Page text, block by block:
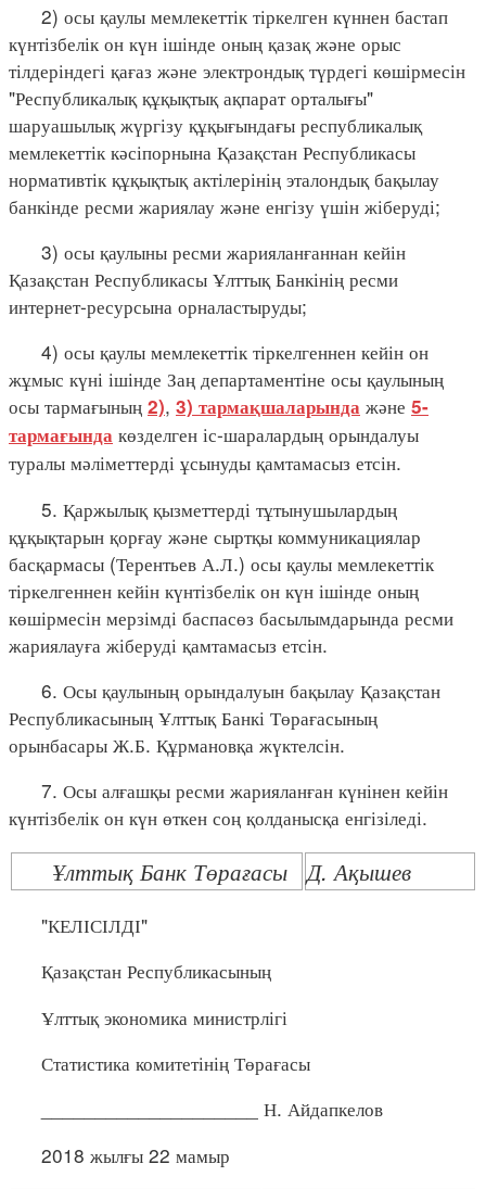
2) осы қаулы мемлекеттік тіркелген күннен бастап
күнтізбелік он күн ішінде оның қазақ және орыс
тілдеріндегі қағаз және электрондық түрдегі көшірмесін
"Республикалық құқықтық ақпарат орталығы"
шаруашылық жүргізу құқығындағы республикалық
мемлекеттік кәсіпорнына Қазақстан Республикасы
нормативтік құқықтық актілерінің эталондық бақылау
банкінде ресми жариялау және енгізу үшін жіберуді;
3) осы қаулыны ресми жарияланғаннан кейін
Қазақстан Республикасы Ұлттық Банкінің ресми
интернет-ресурсына орналастыруды;
4) осы қаулы мемлекеттік тіркелгеннен кейін он
жұмыс күні ішінде Заң департаментіне осы қаулының
осы тармағының 2), 3) тармақшаларында және 5-
тармағында көзделген іс-шаралардың орындалуы
туралы мәліметтерді ұсынуды қамтамасыз етсін.
5. Қаржылық қызметтерді тұтынушылардың
құқықтарын қорғау және сыртқы коммуникациялар
басқармасы (Терентьев А.Л.) осы қаулы мемлекеттік
тіркелгеннен кейін күнтізбелік он күн ішінде оның
көшірмесін мерзімді баспасөз басылымдарында ресми
жариялауға жіберуді қамтамасыз етсін.
6. Осы қаулының орындалуын бақылау Қазақстан
Республикасының Ұлттық Банкі Төрағасының
орынбасары Ж.Б. Құрмановқа жүктелсін.
7. Осы алғашқы ресми жарияланған күнінен кейін
күнтізбелік он күн өткен соң қолданысқа енгізіледі.
Ұлттық Банк Төрағасы Д. Ақышев
"КЕЛІСІЛДІ"
Қазақстан Республикасының
Ұлттық экономика министрлігі
Статистика комитетінің Төрағасы
____________________ Н. Айдапкелов
2018 жылғы 22 мамыр